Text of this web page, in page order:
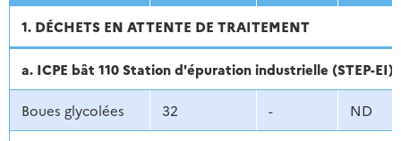
1. DÉCHETS EN ATTENTE DE TRAITEMENT
a. ICPE bât 110 Station d'épuration industrielle (STEP-EI)
Boues glycolées 32 - ND